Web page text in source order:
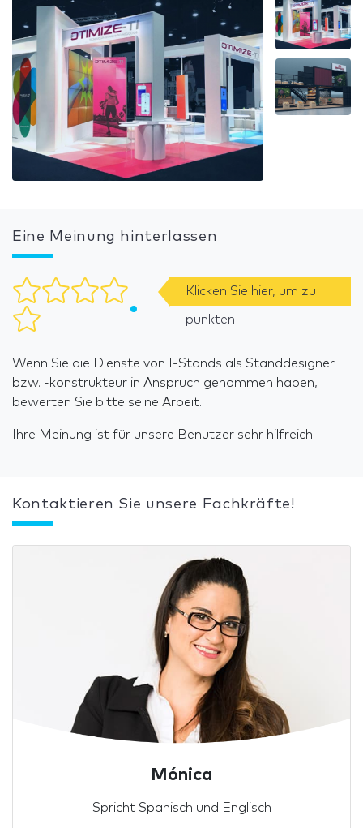
Eine Meinung hinterlassen
Klicken Sie hier, um zu
punkten
Wenn Sie die Dienste von I-Stands als Standdesigner
bzw. -konstrukteur in Anspruch genommen haben,
bewerten Sie bitte seine Arbeit.
Ihre Meinung ist für unsere Benutzer sehr hilfreich.
Kontaktieren Sie unsere Fachkräfte!
Mónica
Spricht Spanisch und Englisch